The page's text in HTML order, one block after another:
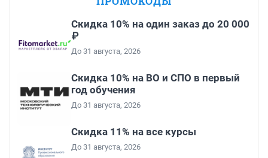
Скидка 10% на один заказ до 20 000
₽
До 31 августа, 2026
Скидка 10% на ВО и СПО в первый
год обучения
До 31 августа, 2026
Скидка 11% на все курсы
До 31 августа, 2026